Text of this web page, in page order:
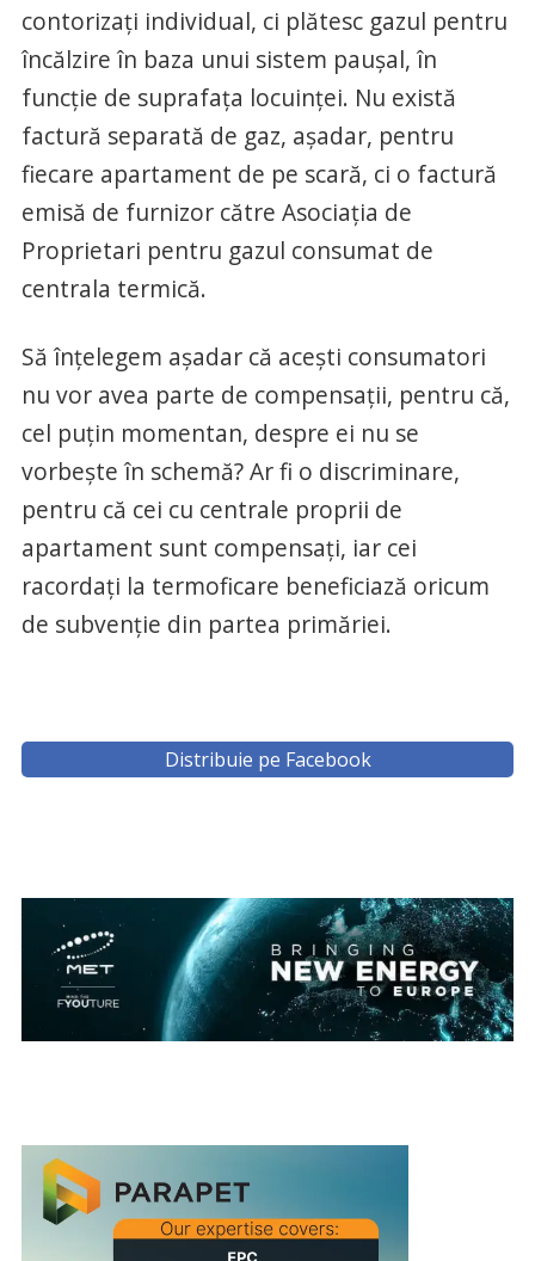
contorizați individual, ci plătesc gazul pentru
încălzire în baza unui sistem paușal, în
funcție de suprafața locuinței. Nu există
factură separată de gaz, așadar, pentru
fiecare apartament de pe scară, ci o factură
emisă de furnizor către Asociația de
Proprietari pentru gazul consumat de
centrala termică.
Să înțelegem așadar că acești consumatori
nu vor avea parte de compensații, pentru că,
cel puțin momentan, despre ei nu se
vorbește în schemă? Ar fi o discriminare,
pentru că cei cu centrale proprii de
apartament sunt compensați, iar cei
racordați la termoficare beneficiază oricum
de subvenție din partea primăriei.
Distribuie pe Facebook